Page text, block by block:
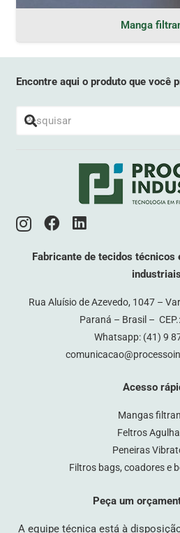
Manga
Encontre aqui o produto que você
Fabricante de tecidos
industriais
Rua Aluísio de Azevedo, 1047 –
Paraná – Brasil –
Whatsapp: (41) 9
Acesso
Mangas
Feltros
Peneiras
Filtros bags, coadores e
Peça um
A equipe técnica está à